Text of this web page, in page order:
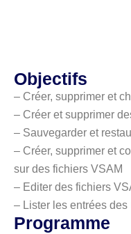
Objectifs
– Créer, supprimer et
– Créer et supprimer
– Sauvegarder et
– Créer, supprimer et
sur des fichiers VSAM
– Editer des fichiers
– Lister les entrées
Programme